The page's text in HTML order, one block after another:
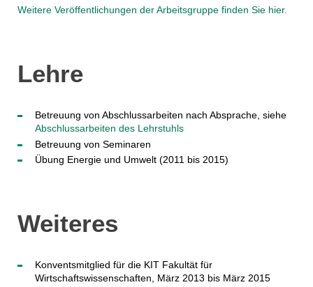
Weitere Veröffentlichungen der Arbeitsgruppe finden Sie hier.
Lehre
Betreuung von Abschlussarbeiten nach Absprache, siehe
Abschlussarbeiten des Lehrstuhls
Betreuung von Seminaren
Übung Energie und Umwelt (2011 bis 2015)
Weiteres
Konventsmitglied für die KIT Fakultät für
Wirtschaftswissenschaften, März 2013 bis März 2015